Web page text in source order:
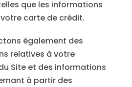
que les informations
carte de crédit.
également des
relatives à votre
Site et des informations
à partir des